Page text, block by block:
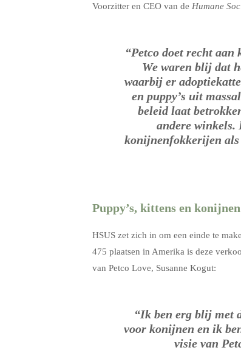
Voorzitter en CEO van de Humane
“Petco doet recht
We waren blij dat
waarbij er
en puppy’s uit
beleid laat
andere winkels.
konijnenfokkerijen als
Puppy’s, kittens en konijnen
HSUS zet zich in om een einde te
475 plaatsen in Amerika is deze
van Petco Love, Susanne Kogut:
“Ik ben erg blij met
voor konijnen en ik
visie van